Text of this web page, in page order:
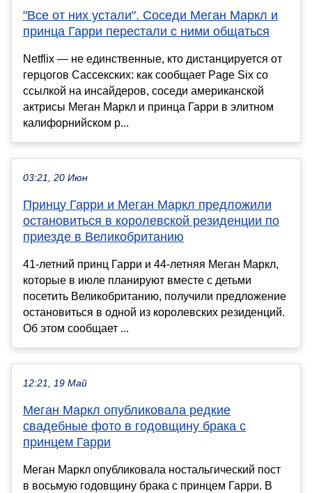
"Все от них устали". Соседи Меган Маркл и
принца Гарри перестали с ними общаться
Netflix — не единственные, кто дистанцируется от
герцогов Сассекских: как сообщает Page Six со
ссылкой на инсайдеров, соседи американской
актрисы Меган Маркл и принца Гарри в элитном
калифорнийском р...
03:21, 20 Июн
Принцу Гарри и Меган Маркл предложили
остановиться в королевской резиденции по
приезде в Великобританию
41-летний принц Гарри и 44-летняя Меган Маркл,
которые в июле планируют вместе с детьми
посетить Великобританию, получили предложение
остановиться в одной из королевских резиденций.
Об этом сообщает ...
12:21, 19 Май
Меган Маркл опубликовала редкие
свадебные фото в годовщину брака с
принцем Гарри
Меган Маркл опубликовала ностальгический пост
в восьмую годовщину брака с принцем Гарри. В